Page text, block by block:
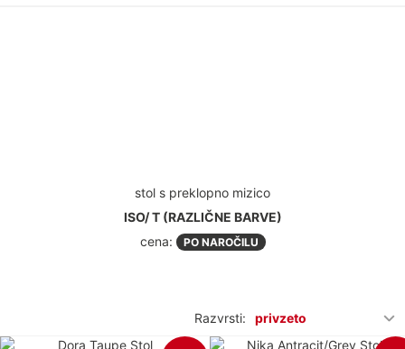
stol s preklopno mizico
ISO/ T (RAZLIČNE BARVE)
cena:
PO NAROČILU
Razvrsti: privzeto